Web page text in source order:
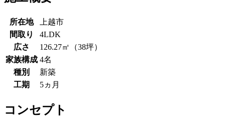
所在地
上越市
間取り
4LDK
広さ
126.27㎡（38坪）
家族構成 4名
種別
新築
工期
5ヵ月
コンセプト